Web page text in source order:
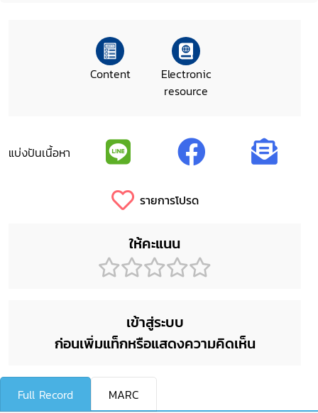
Content
Electronic
resource
แบ่งปันเนื้อหา
รายการโปรด
ให้คะแนน
เข้าสู่ระบบ
ก่อนเพิ่มแท็กหรือแสดงความคิดเห็น
Full Record MARC